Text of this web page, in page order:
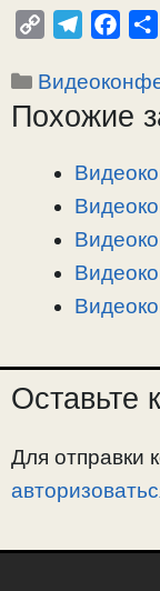
p
y
l
e
r
a
c
e
o
Рубрики
Похожие
Оставьте
Для отправки